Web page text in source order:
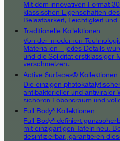
Mit dem innovativen Format
klassischen Eigenschaften
Belastbarkeit, Leichtigkeit und
Traditionelle Kollektionen
Von den modernen
Materialien – jedes Details
und die Solidität erstklassiger
verschmelzen.
Active Surfaces® Kollektionen
Die einzigen
antibakterieller und antiviraler
sicheren Lebensraum und
Full Body³ Kollektionen
Full Body³ definiert
mit einzigartigen Tafeln neu.
desinfizierbar, garantieren